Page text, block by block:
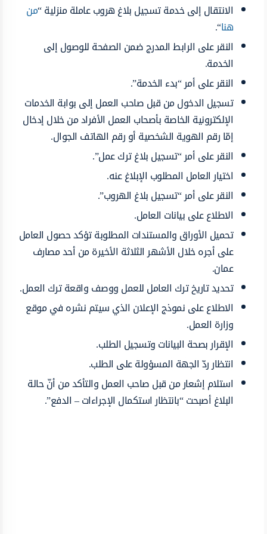
الانتقال إلى خدمة تسجيل بلاغ هروب عاملة منزلية “من
هنا“.
النقر على الرابط المدرج ضمن الصفحة للوصول إلى
الخدمة.
النقر على أمر “بدء الخدمة”.
تسجيل الدخول من قبل صاحب العمل إلى بوابة الخدمات
الإلكترونية الخاصة بأصحاب العمل الأفراد من خلال إدخال
إمّا رقم الهوية الشخصية أو رقم الهاتف الجوال.
النقر على أمر “تسجيل بلاغ ترك عمل”.
اختيار العامل المطلوب الإبلاغ عنه.
النقر على أمر “تسجيل بلاغ الهروب”.
الاطلاع على بيانات العامل.
تحميل الأوراق والمستندات المطلوبة تؤكد حصول العامل
على أجره خلال الأشهر الثلاثة الأخيرة من أحد مصارف
عمان.
تحديد تاريخ ترك العامل للعمل ووصف واقعة ترك العمل.
الاطلاع على نموذج الإعلان الذي سيتم نشره في موقع
وزارة العمل.
الإقرار بصحة البيانات وتسجيل الطلب.
انتظار ردّ الجهة المسؤولة على الطلب.
استلام إشعار من قبل صاحب العمل والتأكد من أنّ حالة
البلاغ أصبحت “بانتظار استكمال الإجراءات – الدفع”.